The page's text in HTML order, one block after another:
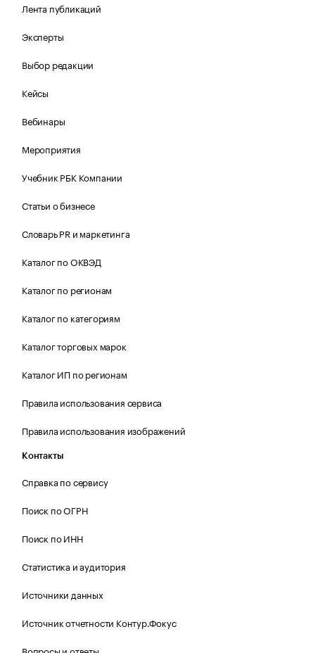
Лента публикаций
Эксперты
Выбор редакции
Кейсы
Вебинары
Мероприятия
Учебник РБК Компании
Статьи о бизнесе
Словарь PR и маркетинга
Каталог по ОКВЭД
Каталог по регионам
Каталог по категориям
Каталог торговых марок
Каталог ИП по регионам
Правила использования сервиса
Правила использования изображений
Контакты
Справка по сервису
Поиск по ОГРН
Поиск по ИНН
Статистика и аудитория
Источники данных
Источник отчетности Контур.Фокус